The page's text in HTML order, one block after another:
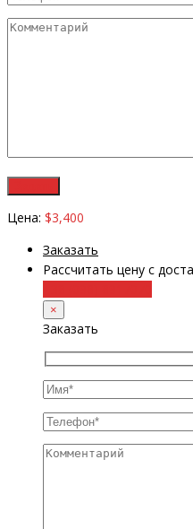
Цена: $3,400
Заказать
Рассчитать цену с
×
Заказать